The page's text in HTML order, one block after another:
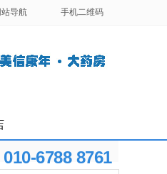
站导航 手机二维码
010-6788 8761